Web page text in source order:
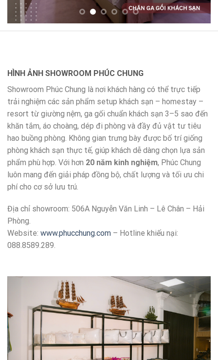
HÌNH ẢNH SHOWROOM PHÚC CHUNG
Showroom Phúc Chung là nơi khách hàng có thể trực tiếp
trải nghiệm các sản phẩm setup khách sạn – homestay –
resort từ giường nệm, ga gối chuẩn khách sạn 3–5 sao đến
khăn tắm, áo choàng, dép đi phòng và đầy đủ vật tư tiêu
hao buồng phòng. Không gian trưng bày được bố trí giống
phòng khách sạn thực tế, giúp khách dễ dàng chọn lựa sản
phẩm phù hợp. Với hơn 20 năm kinh nghiệm, Phúc Chung
luôn mang đến giải pháp đồng bộ, chất lượng và tối ưu chi
phí cho cơ sở lưu trú.
Địa chỉ showroom: 506A Nguyễn Văn Linh – Lê Chân – Hải
Phòng.
Website: www.phucchung.com – Hotline khiếu nại:
088.8589.289.